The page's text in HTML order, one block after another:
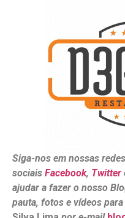
Siga-nos em nossas redes
sociais Facebook, Twitter
ajudar a fazer o nosso
pauta, fotos e vídeos